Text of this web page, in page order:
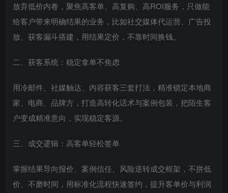
放弃低价内卷，聚焦高客单、高复购、高ROI服务，只做能
给客户带来明确结果的业务，比如社交媒体代运营、广告投
放、获客漏斗搭建，用结果定价，不靠时间换钱。
二、获客系统：稳定拿单不焦虑
用冷邮件、社媒触达、内容获客三套打法，精准锁定本地商
家、电商、品牌方，打造高转化话术与案例包装，把陌生客
户变成精准意向，实现稳定客源。
三、成交逻辑：高客单轻松签单
掌握结果导向报价、案例信任、风险逆转成交框架，不拼低
价、不磨时间，用标准化流程快速签约，提升客单价与利润